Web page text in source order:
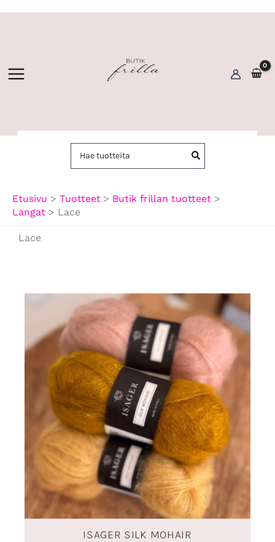
Etusivu Tuotteet
Butik frillan tuotteet
Langat
Lace
Lace
ISAGER SILK MOHAIR